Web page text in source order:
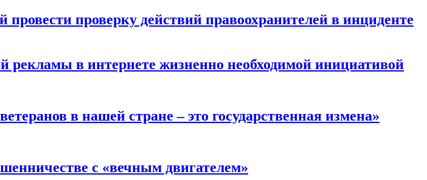
проверку действий правоохранителей в инциденте
рекламы в интернете жизненно необходимой инициативой
в нашей стране – это государственная измена»
с «вечным двигателем»